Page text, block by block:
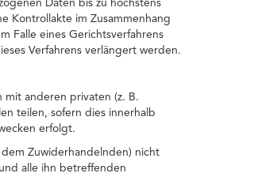
Daten bis zu höchstens
Kontrollakte im Zusammenhang
Falle eines Gerichtsverfahrens
Verfahrens verlängert werden.
mit anderen privaten (z. B.
teilen, sofern dies innerhalb
erfolgt.
Zuwiderhandelnden) nicht
alle ihn betreffenden